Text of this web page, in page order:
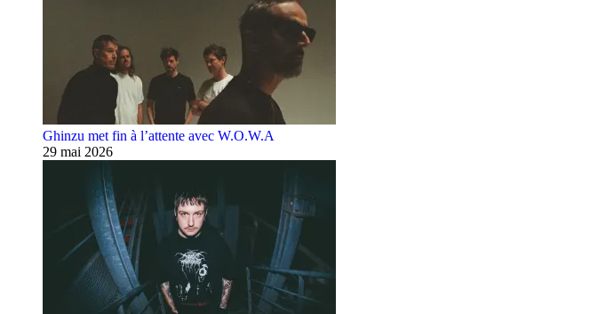
Ghinzu met fin à l’attente avec W.O.W.A
29 mai 2026